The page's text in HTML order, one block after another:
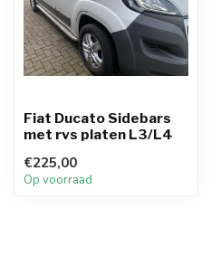
Fiat Ducato Sidebars
met rvs platen L3/L4
€225,00
Op voorraad